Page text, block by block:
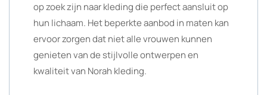
op zoek zijn naar kleding die perfect aansluit op
hun lichaam. Het beperkte aanbod in maten kan
ervoor zorgen dat niet alle vrouwen kunnen
genieten van de stijlvolle ontwerpen en
kwaliteit van Norah kleding.